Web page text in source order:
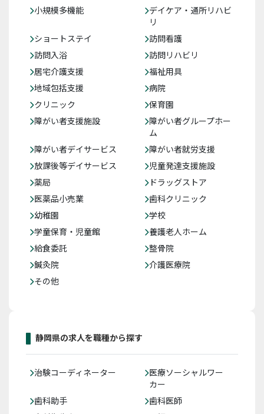
小規模多機能
デイケア・通所リハビ
リ
ショートステイ
訪問看護
訪問入浴
訪問リハビリ
居宅介護支援
福祉用具
地域包括支援
病院
クリニック
保育園
障がい者支援施設
障がい者グループホー
ム
障がい者デイサービス
障がい者就労支援
放課後等デイサービス
児童発達支援施設
薬局
ドラッグストア
医薬品小売業
歯科クリニック
幼稚園
学校
学童保育・児童館
養護老人ホーム
給食委託
整骨院
鍼灸院
介護医療院
その他
静岡県の求人を職種から探す
治験コーディネーター
医療ソーシャルワー
カー
歯科助手
歯科医師